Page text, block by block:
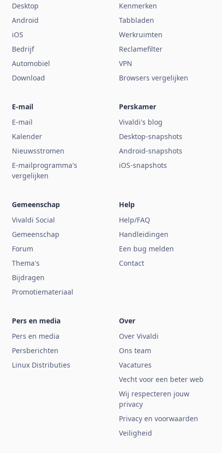
Desktop
Android
iOS
Bedrijf
Automobiel
Download
Kenmerken
Tabbladen
Werkruimten
Reclamefilter
VPN
Browsers vergelijken
E-mail
E-mail
Kalender
Nieuwsstromen
E-mailprogramma's
vergelijken
Perskamer
Vivaldi's blog
Desktop-snapshots
Android-snapshots
iOS-snapshots
Gemeenschap
Vivaldi Social
Gemeenschap
Forum
Thema's
Bijdragen
Promotiemateriaal
Help
Help/FAQ
Handleidingen
Een bug melden
Contact
Pers en media
Pers en media
Persberichten
Linux Distributies
Over
Over Vivaldi
Ons team
Vacatures
Vecht voor een beter web
Wij respecteren jouw
privacy
Privacy en voorwaarden
Veiligheid